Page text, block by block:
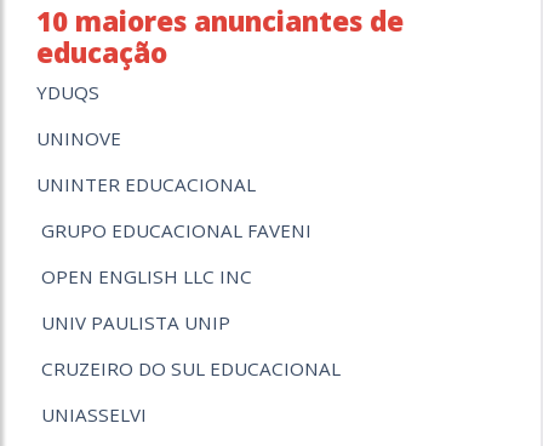
10 maiores anunciantes de
educação
YDUQS
UNINOVE
UNINTER EDUCACIONAL
GRUPO EDUCACIONAL FAVENI
OPEN ENGLISH LLC INC
UNIV PAULISTA UNIP
CRUZEIRO DO SUL EDUCACIONAL
UNIASSELVI